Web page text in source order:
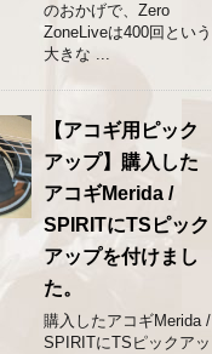
のおかげで、Zero
ZoneLiveは400回という
大きな ...
【アコギ用ピック
アップ】購入した
アコギMerida /
SPIRITにTSピック
アップを付けまし
た。
購入したアコギMerida /
SPIRITにTSピックアッ